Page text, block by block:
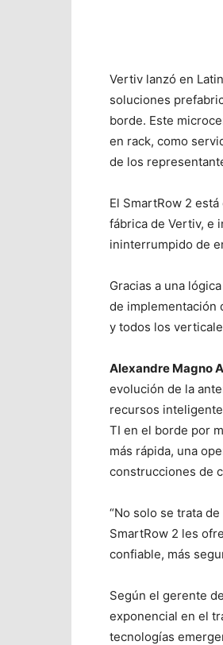
Vertiv lanzó en
soluciones
borde. Este
en rack, como
de los
El SmartRow 2
fábrica de Vertiv, e
ininterrumpido de
Gracias a una
de implementación
y todos los
Alexandre Magno
evolución de la
recursos
TI en el borde por
más rápida, una
construcciones de
“No solo se trata
SmartRow 2 les
confiable, más
Según el gerente
exponencial en el
tecnologías